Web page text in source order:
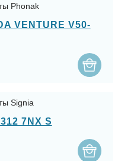
Phonak
VENTURE V50-
Signia
7NX S